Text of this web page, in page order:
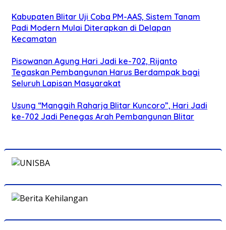
Kabupaten Blitar Uji Coba PM-AAS, Sistem Tanam
Padi Modern Mulai Diterapkan di Delapan
Kecamatan
Pisowanan Agung Hari Jadi ke-702, Rijanto
Tegaskan Pembangunan Harus Berdampak bagi
Seluruh Lapisan Masyarakat
Usung “Manggih Raharja Blitar Kuncoro”, Hari Jadi
ke-702 Jadi Penegas Arah Pembangunan Blitar